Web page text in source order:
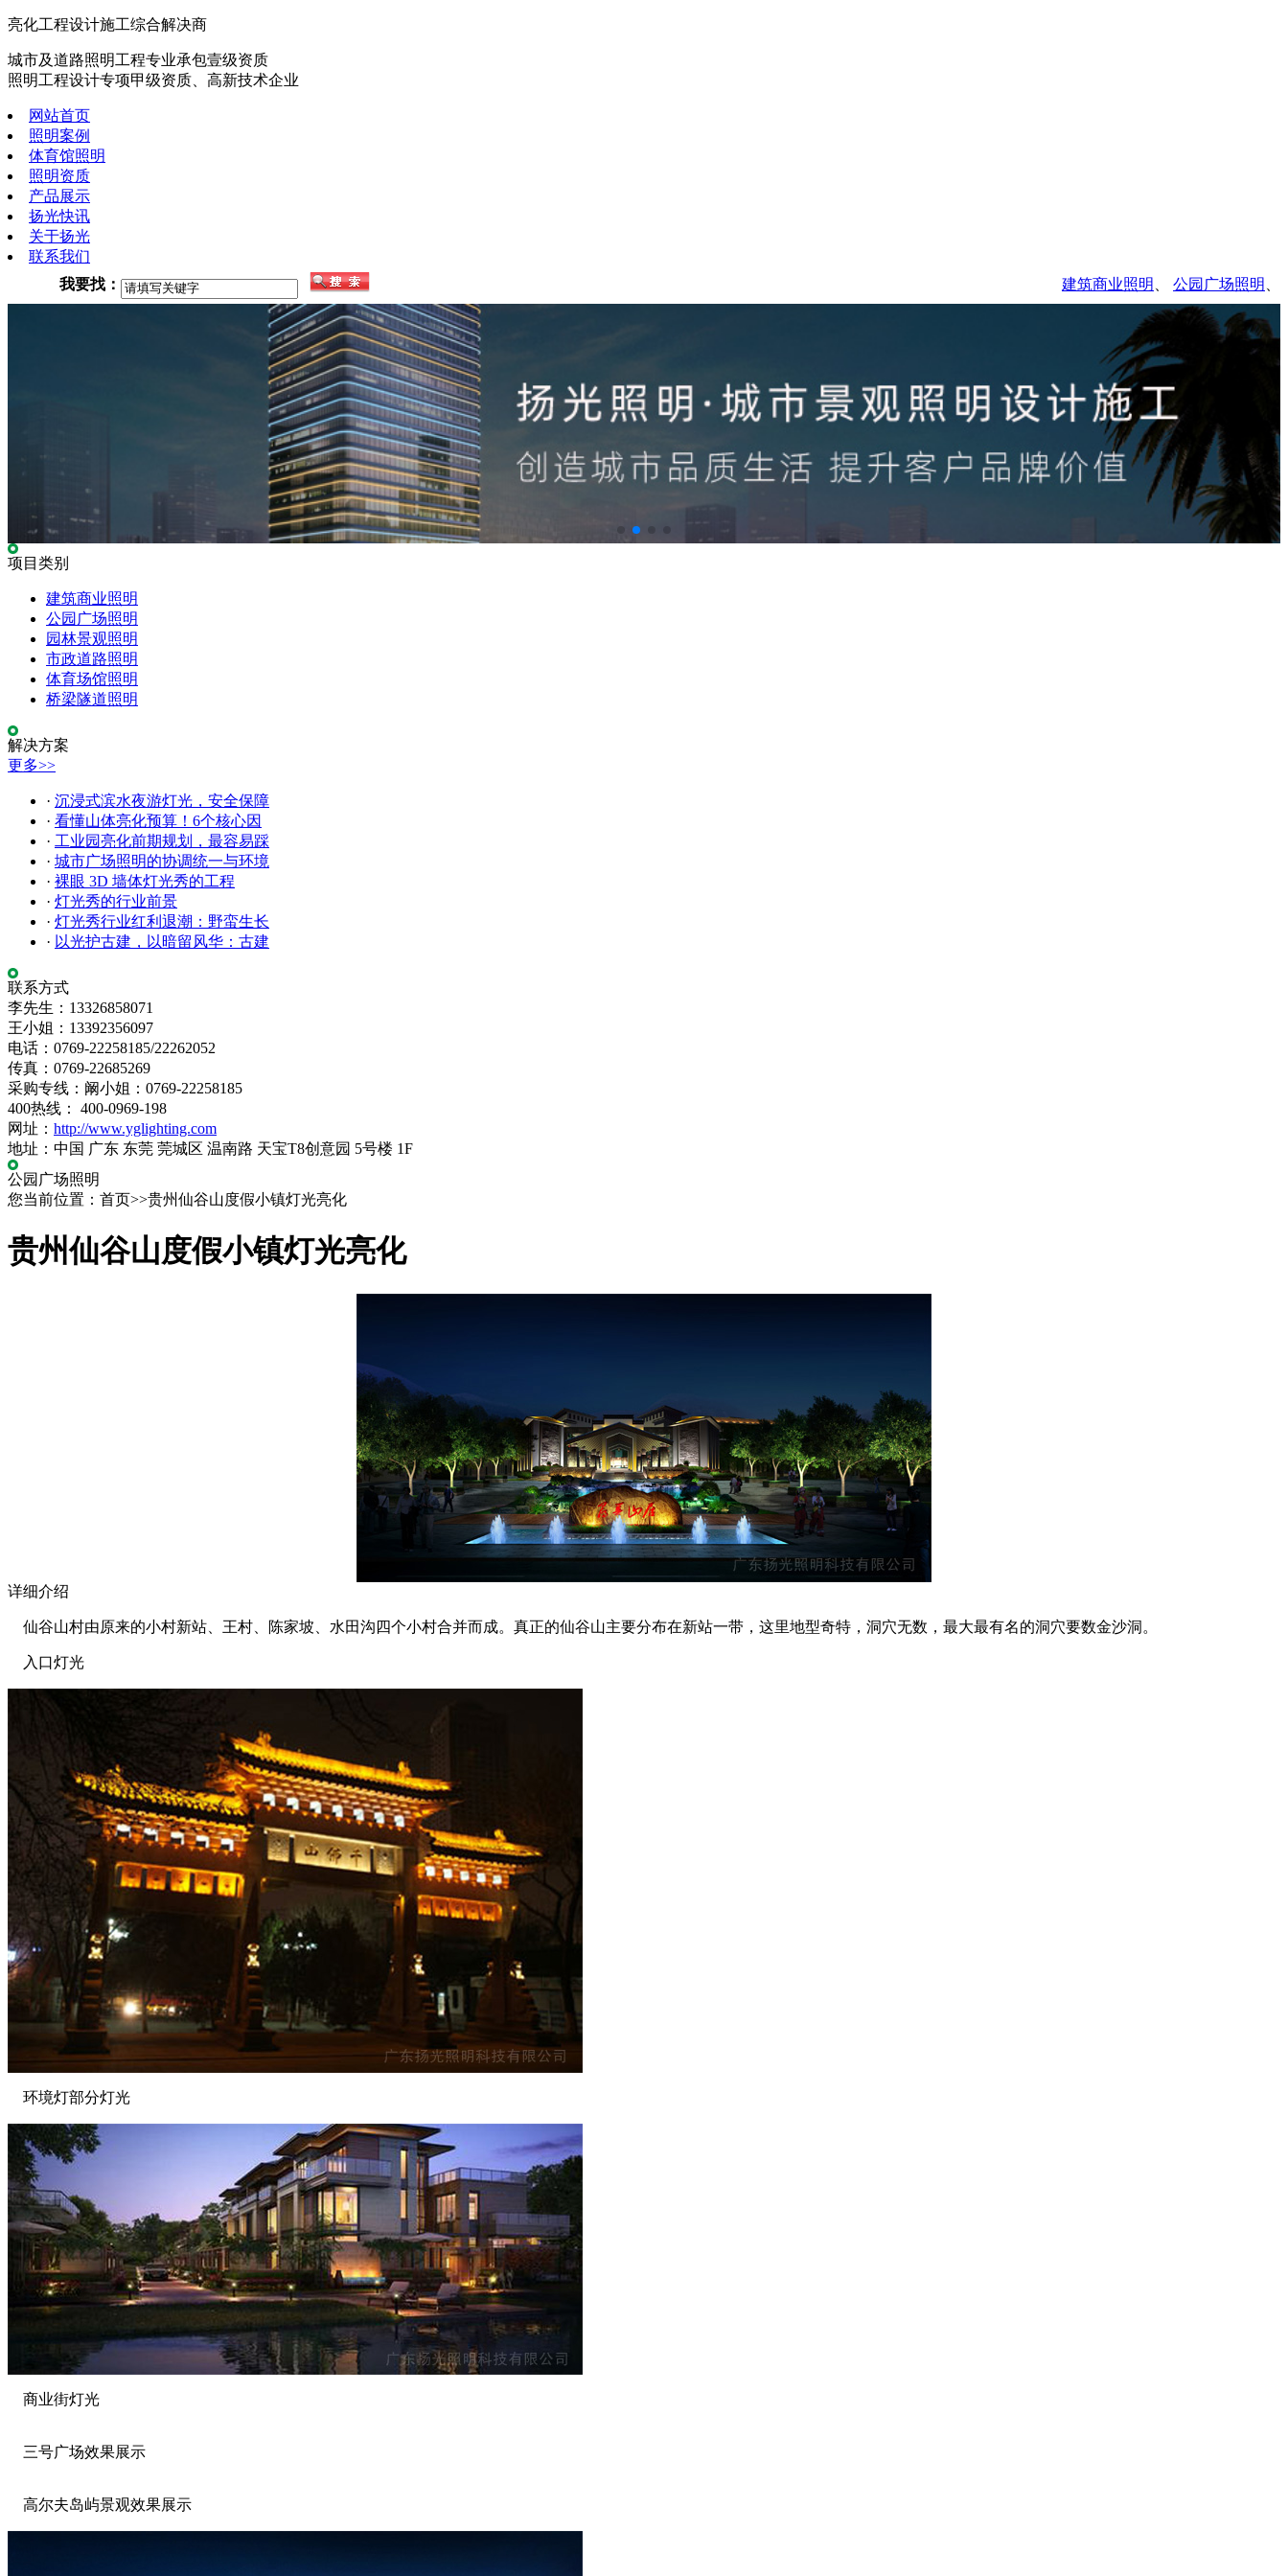
亮化工程设计施工综合解决商
城市及道路照明工程专业承包壹级资质
照明工程设计专项甲级资质、高新技术企业
网站首页
照明案例
体育馆照明
照明资质
产品展示
扬光快讯
关于扬光
联系我们
我要找：
建筑商业照明、公园广场照明、园
项目类别
建筑商业照明
公园广场照明
园林景观照明
市政道路照明
体育场馆照明
桥梁隧道照明
解决方案
更多>>
· 沉浸式滨水夜游灯光，安全保障
· 看懂山体亮化预算！6个核心因
· 工业园亮化前期规划，最容易踩
· 城市广场照明的协调统一与环境
· 裸眼 3D 墙体灯光秀的工程
· 灯光秀的行业前景
· 灯光秀行业红利退潮：野蛮生长
· 以光护古建，以暗留风华：古建
联系方式
李先生：13326858071
王小姐：13392356097
电话：0769-22258185/22262052
传真：0769-22685269
采购专线：阚小姐：0769-22258185
400热线： 400-0969-198
网址： http://www.yglighting.com
地址：中国 广东 东莞 莞城区 温南路 天宝T8创意园 5号楼 1F
公园广场照明
您当前位置：首页>>贵州仙谷山度假小镇灯光亮化
贵州仙谷山度假小镇灯光亮化
详细介绍
仙谷山村由原来的小村新站、王村、陈家坡、水田沟四个小村合并而成。真正的仙谷山主要分布在新站一带，这里地型奇特，洞穴无数，最大最有名的洞穴要数金沙洞。
入口灯光
环境灯部分灯光
商业街灯光
三号广场效果展示
高尔夫岛屿景观效果展示